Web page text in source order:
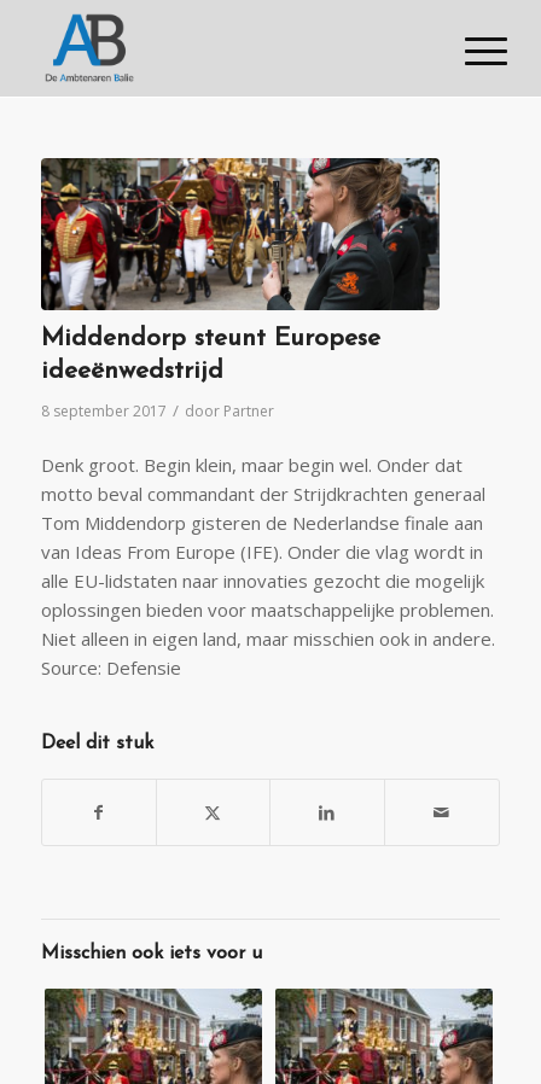
Middendorp steunt Europese
ideeënwedstrijd
8 september 2017 / door Partner
Denk groot. Begin klein, maar begin wel. Onder dat
motto beval commandant der Strijdkrachten generaal
Tom Middendorp gisteren de Nederlandse finale aan
van Ideas From Europe (IFE). Onder die vlag wordt in
alle EU-lidstaten naar innovaties gezocht die mogelijk
oplossingen bieden voor maatschappelijke problemen.
Niet alleen in eigen land, maar misschien ook in andere.
Source: Defensie
Deel dit stuk
Misschien ook iets voor u